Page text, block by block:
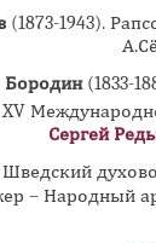
(1873-1943).
Бородин (1833-
XV
Сергей
Шведский
– Народный